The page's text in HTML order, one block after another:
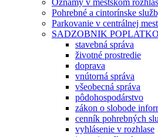
Oznamy v mestskom
Pohrebné a cintorínske
Parkovanie v centrálnej
SADZOBNIK
stavebná správa
životné prostredie
doprava
vnútorná správa
všeobecná správa
pôdohospodárstvo
zákon o slobode
cenník pohrebných
vyhlásenie v rozhlase